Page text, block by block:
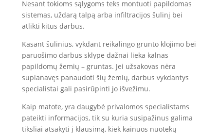
Nesant tokioms sąlygoms teks montuoti papildomas
sistemas, uždarą talpą arba infiltracijos šulinį bei
atlikti kitus darbus.
Kasant šulinius, vykdant reikalingo grunto klojimo bei
paruošimo darbus sklype dažnai lieka kalnas
papildomų žemių – gruntas. Jei užsakovas nėra
suplanavęs panaudoti šių žemių, darbus vykdantys
specialistai gali pasirūpinti jo išvežimu.
Kaip matote, yra daugybė privalomos specialistams
pateikti informacijos, tik su kuria susipažinus galima
tiksliai atsakyti į klausimą, kiek kainuos nuotekų